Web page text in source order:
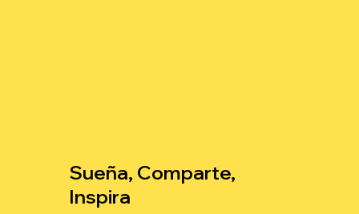
Sueña, Comparte,
Inspira